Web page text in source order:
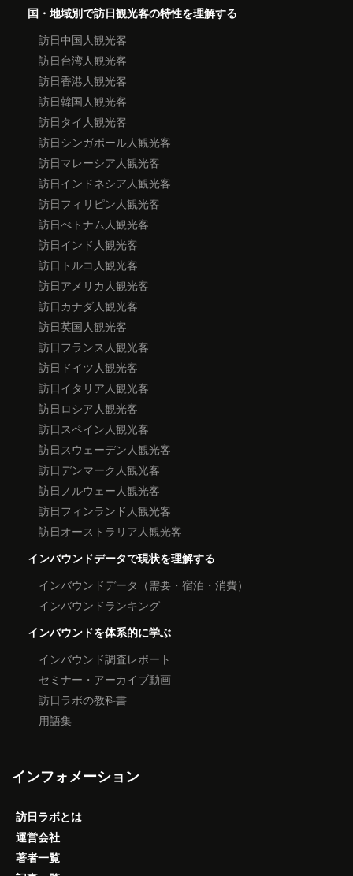
国・地域別で訪日観光客の特性を理解する
訪日中国人観光客
訪日台湾人観光客
訪日香港人観光客
訪日韓国人観光客
訪日タイ人観光客
訪日シンガポール人観光客
訪日マレーシア人観光客
訪日インドネシア人観光客
訪日フィリピン人観光客
訪日べトナム人観光客
訪日インド人観光客
訪日トルコ人観光客
訪日アメリカ人観光客
訪日カナダ人観光客
訪日英国人観光客
訪日フランス人観光客
訪日ドイツ人観光客
訪日イタリア人観光客
訪日ロシア人観光客
訪日スペイン人観光客
訪日スウェーデン人観光客
訪日デンマーク人観光客
訪日ノルウェー人観光客
訪日フィンランド人観光客
訪日オーストラリア人観光客
インバウンドデータで現状を理解する
インバウンドデータ（需要・宿泊・消費）
インバウンドランキング
インバウンドを体系的に学ぶ
インバウンド調査レポート
セミナー・アーカイブ動画
訪日ラボの教科書
用語集
インフォメーション
訪日ラボとは
運営会社
著者一覧